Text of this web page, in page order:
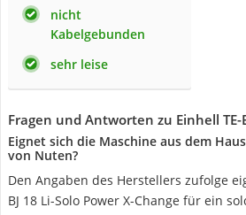
nicht
Kabelgebunden
sehr leise
Fragen und Antworten zu Einhell TE-
Eignet sich die Maschine aus dem
von Nuten?
Den Angaben des Herstellers zufolge
BJ 18 Li-Solo Power X-Change für ein